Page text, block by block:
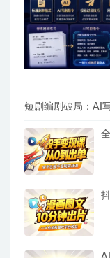
短剧编剧破局：AI